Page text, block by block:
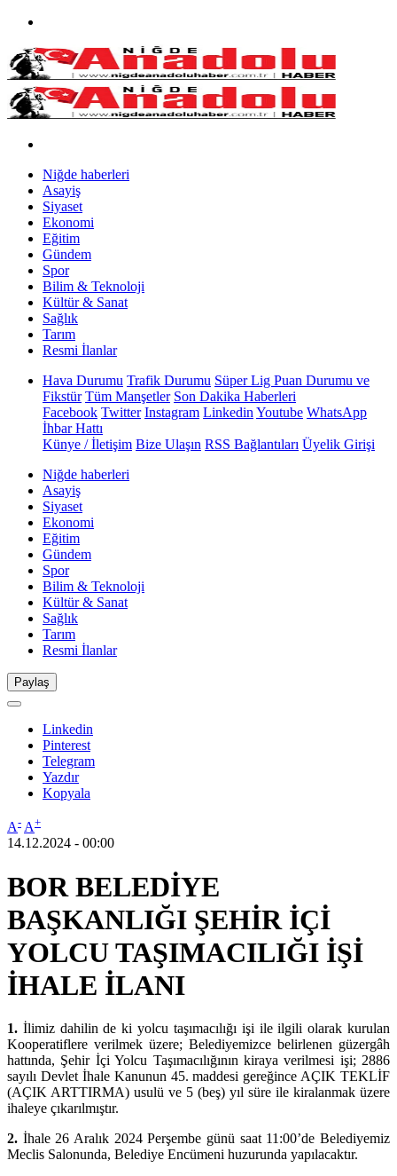
Niğde haberleri
Asayiş
Siyaset
Ekonomi
Eğitim
Gündem
Spor
Bilim & Teknoloji
Kültür & Sanat
Sağlık
Tarım
Resmi İlanlar
Hava Durumu Trafik Durumu Süper Lig Puan Durumu ve
Fikstür Tüm Manşetler Son Dakika Haberleri
Facebook Twitter Instagram Linkedin Youtube WhatsApp
İhbar Hattı
Künye / İletişim Bize Ulaşın RSS Bağlantıları Üyelik Girişi
Niğde haberleri
Asayiş
Siyaset
Ekonomi
Eğitim
Gündem
Spor
Bilim & Teknoloji
Kültür & Sanat
Sağlık
Tarım
Resmi İlanlar
Paylaş
Linkedin
Pinterest
Telegram
Yazdır
Kopyala
A- A+
14.12.2024 - 00:00
BOR BELEDİYE
BAŞKANLIĞI ŞEHİR İÇİ
YOLCU TAŞIMACILIĞI İŞİ
İHALE İLANI
1. İlimiz dahilin de ki yolcu taşımacılığı işi ile ilgili olarak kurulan
Kooperatiflere verilmek üzere; Belediyemizce belirlenen güzergâh
hattında, Şehir İçi Yolcu Taşımacılığının kiraya verilmesi işi; 2886
sayılı Devlet İhale Kanunun 45. maddesi gereğince AÇIK TEKLİF
(AÇIK ARTTIRMA) usulü ve 5 (beş) yıl süre ile kiralanmak üzere
ihaleye çıkarılmıştır.
2. İhale 26 Aralık 2024 Perşembe günü saat 11:00’de Belediyemiz
Meclis Salonunda, Belediye Encümeni huzurunda yapılacaktır.